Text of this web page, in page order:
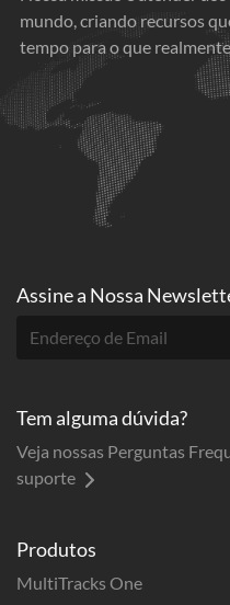
mundo, criando recursos
tempo para o que
Produtos
MultiTracks One
Assine a Nossa
Tem alguma dúvida?
Veja nossas Perguntas
suporte